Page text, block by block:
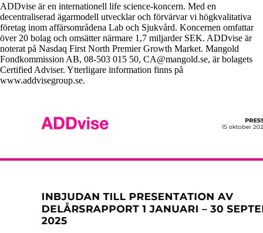
ADDvise är en internationell life science-koncern. Med en
decentraliserad ägarmodell utvecklar och förvärvar vi högkvalitativa
företag inom affärsområdena Lab och Sjukvård. Koncernen omfattar
över 20 bolag och omsätter närmare 1,7 miljarder SEK. ADDvise är
noterat på Nasdaq First North Premier Growth Market. Mangold
Fondkommission AB, 08-503 015 50, CA@mangold.se, är bolagets
Certified Adviser. Ytterligare information finns på
www.addvisegroup.se.